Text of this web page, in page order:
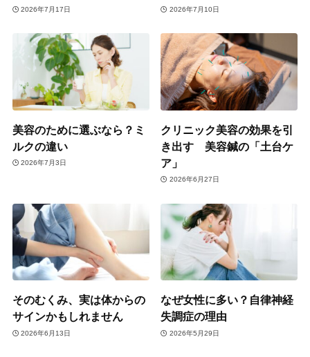
2026年7月17日 2026年7月10日
美容のために選ぶなら？ミ
ルクの違い
2026年7月3日
クリニック美容の効果を引
き出す 美容鍼の「土台ケ
ア」
2026年6月27日
そのむくみ、実は体からの
サインかもしれません
2026年6月13日
なぜ女性に多い？自律神経
失調症の理由
2026年5月29日